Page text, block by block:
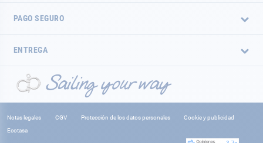
PAGO SEGURO
ENTREGA
Notas legales CGV Protección de los datos personales
Cookie y publicidad
Ecotasa